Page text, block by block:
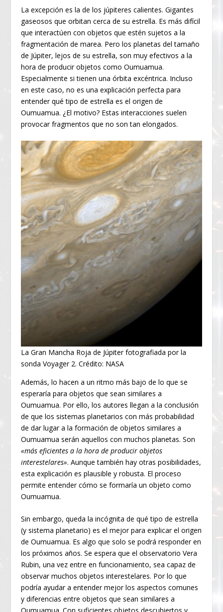
La excepción es la de los júpiteres calientes. Gigantes
gaseosos que orbitan cerca de su estrella. Es más difícil
que interactúen con objetos que estén sujetos a la
fragmentación de marea. Pero los planetas del tamaño
de Júpiter, lejos de su estrella, son muy efectivos a la
hora de producir objetos como Oumuamua.
Especialmente si tienen una órbita excéntrica. Incluso
en este caso, no es una explicación perfecta para
entender qué tipo de estrella es el origen de
Oumuamua. ¿El motivo? Estas interacciones suelen
provocar fragmentos que no son tan elongados.
La Gran Mancha Roja de Júpiter fotografiada por la
sonda Voyager 2. Crédito: NASA
Además, lo hacen a un ritmo más bajo de lo que se
esperaría para objetos que sean similares a
Oumuamua. Por ello, los autores llegan a la conclusión
de que los sistemas planetarios con más probabilidad
de dar lugar a la formación de objetos similares a
Oumuamua serán aquellos con muchos planetas. Son
«más eficientes a la hora de producir objetos
interestelares». Aunque también hay otras posibilidades,
esta explicación es plausible y robusta. El proceso
permite entender cómo se formaría un objeto como
Oumuamua.
Sin embargo, queda la incógnita de qué tipo de estrella
(y sistema planetario) es el mejor para explicar el origen
de Oumuamua. Es algo que solo se podrá responder en
los próximos años. Se espera que el observatorio Vera
Rubin, una vez entre en funcionamiento, sea capaz de
observar muchos objetos interestelares. Por lo que
podría ayudar a entender mejor los aspectos comunes
y diferencias entre objetos que sean similares a